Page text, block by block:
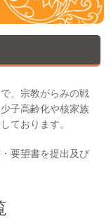
、宗教がらみの戦
子高齢化や核家族
ております。
要望書を提出及び